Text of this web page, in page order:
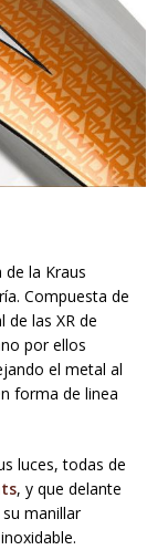
la Kraus
Compuesta de
las XR de
por ellos
el metal al
forma de linea
luces, todas de
, y que delante
manillar